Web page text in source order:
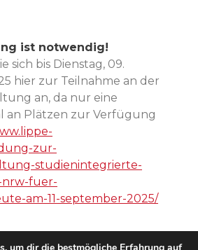
ist notwendig!
sich bis Dienstag, 09.
hier zur Teilnahme an der
an, da nur eine
an Plätzen zur Verfügung
zur-
studienintegrierte-
nrw-fuer-
am-11-september-2025/
Montag, 18. August 2025